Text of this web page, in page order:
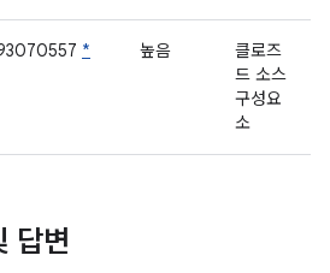
* 높음
클로즈
드 소스
구성요
소
답변